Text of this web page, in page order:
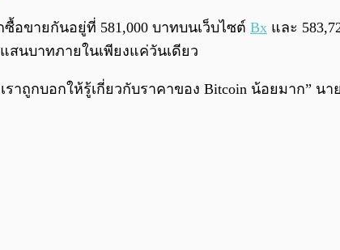
อขายกันอยู่ที่ 581,000 บาทบนเว็บไซต์ Bx และ
สนบาทภายในเพียงแค่วันเดียว
ถูกบอกให้รู้เกี่ยวกับราคาของ Bitcoin น้อยมาก” น